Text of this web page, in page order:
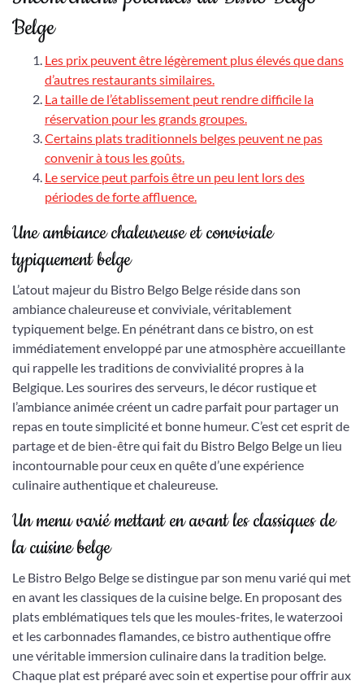
Belge
Les prix peuvent être légèrement plus élevés que dans
d’autres restaurants similaires.
La taille de l’établissement peut rendre difficile la
réservation pour les grands groupes.
Certains plats traditionnels belges peuvent ne pas
convenir à tous les goûts.
Le service peut parfois être un peu lent lors des
périodes de forte affluence.
Une ambiance chaleureuse et conviviale
typiquement belge
L’atout majeur du Bistro Belgo Belge réside dans son
ambiance chaleureuse et conviviale, véritablement
typiquement belge. En pénétrant dans ce bistro, on est
immédiatement enveloppé par une atmosphère accueillante
qui rappelle les traditions de convivialité propres à la
Belgique. Les sourires des serveurs, le décor rustique et
l’ambiance animée créent un cadre parfait pour partager un
repas en toute simplicité et bonne humeur. C’est cet esprit de
partage et de bien-être qui fait du Bistro Belgo Belge un lieu
incontournable pour ceux en quête d’une expérience
culinaire authentique et chaleureuse.
Un menu varié mettant en avant les classiques de
la cuisine belge
Le Bistro Belgo Belge se distingue par son menu varié qui met
en avant les classiques de la cuisine belge. En proposant des
plats emblématiques tels que les moules-frites, le waterzooi
et les carbonnades flamandes, ce bistro authentique offre
une véritable immersion culinaire dans la tradition belge.
Chaque plat est préparé avec soin et expertise pour offrir aux